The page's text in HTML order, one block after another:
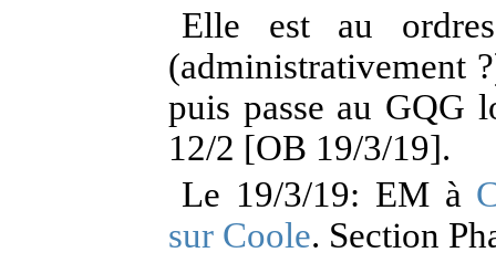
Elle est au
(administrativement
puis passe au GQG
12/2 [OB 19/3/19].
Le 19/3/19: EM à
sur Coole. Section